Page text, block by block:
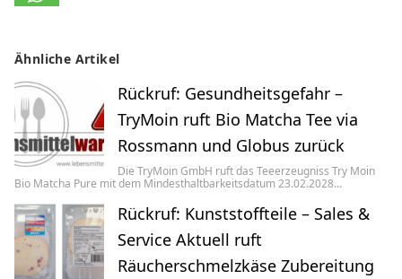
Ähnliche Artikel
Rückruf: Gesundheitsgefahr –
TryMoin ruft Bio Matcha Tee via
Rossmann und Globus zurück
Die TryMoin GmbH ruft das Teeerzeugniss Try Moin
Bio Matcha Pure mit dem Mindesthaltbarkeitsdatum 23.02.2028…
Rückruf: Kunststoffteile – Sales &
Service Aktuell ruft
Räucherschmelzkäse Zubereitung